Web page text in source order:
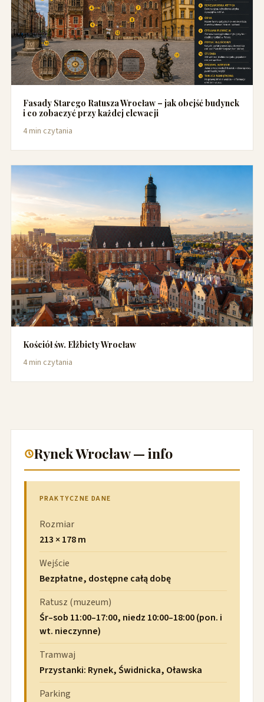
Fasady Starego Ratusza Wrocław – jak obejść budynek
i co zobaczyć przy każdej elewacji
4 min czytania
Kościół św. Elżbiety Wrocław
4 min czytania
Rynek Wrocław — info
PRAKTYCZNE DANE
Rozmiar
213 × 178 m
Wejście
Bezpłatne, dostępne całą dobę
Ratusz (muzeum)
Śr–sob 11:00–17:00, niedz 10:00–18:00 (pon. i
wt. nieczynne)
Tramwaj
Przystanki: Rynek, Świdnicka, Oławska
Parking